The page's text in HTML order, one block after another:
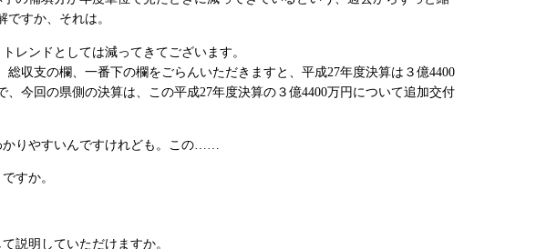
すか、それは。
レンドとしては減ってきてございます。
収支の欄、一番下の欄をごらんいただきますと、平成27年度決算は３億4400
今回の県側の決算は、この平成27年度決算の３億4400万円について追加交付
りやすいんですけれども。この……
すか。
説明していただけますか。